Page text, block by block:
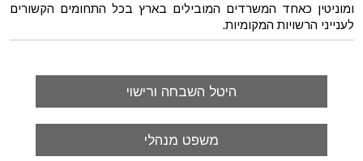
ומוניטין כאחד המשרדים המובילים בארץ בכל התחומים הקשורים
לענייני הרשויות המקומיות.
היטל השבחה ורישוי
משפט מנהלי